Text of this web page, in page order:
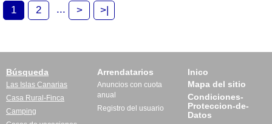
1 2 ... > >|
Búsqueda
Las Islas Canarias
Casa Rural-Finca
Camping
Arrendatarios
Anuncios con cuota
anual
Registro del usuario
Inico
Mapa del sitio
Condiciones-
Proteccion-de-
Datos